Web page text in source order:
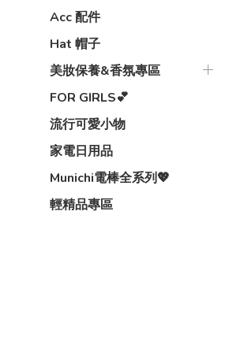
Acc 配件
Hat 帽子
美妝保養&香氛專區
FOR GIRLS💕
流行可愛小物
家電日用品
Munichi電棒全系列💖
輕精品專區